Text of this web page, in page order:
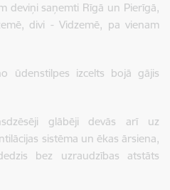
deviņi saņemti Rīgā un Pierīgā,
divi - Vidzemē, pa vienam
ūdenstilpes izcelts bojā gājis
glābēji devās arī uz
sistēma un ēkas ārsiena,
bez uzraudzības atstāts